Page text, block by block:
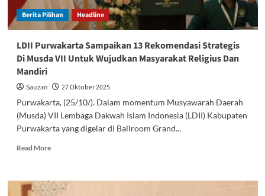
Ponpes
Auliya
Sukamulya
Berita Pilihan Headline
LDII Purwakarta Sampaikan 13 Rekomendasi Strategis
Di Musda VII Untuk Wujudkan Masyarakat Religius Dan
Mandiri
Sauzan
27 Oktober 2025
Purwakarta, (25/10/). Dalam momentum Musyawarah Daerah
(Musda) VII Lembaga Dakwah Islam Indonesia (LDII) Kabupaten
Purwakarta yang digelar di Ballroom Grand...
Read MoreRead
LDII
Purwakarta